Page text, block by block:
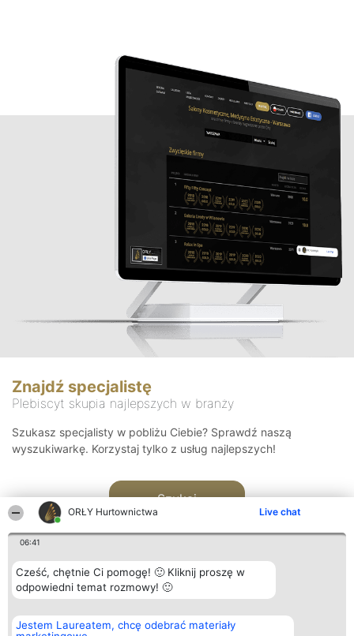
ORŁY Hurtownictwa Live chat
06:41
Cześć, chętnie Ci pomogę! 🙂 Kliknij proszę w
odpowiedni temat rozmowy! 🙂
Jestem Laureatem, chcę odebrać materiały
Znajdź specjalistę
Plebiscyt skupia najlepszych w branży
Szukasz specjalisty w pobliżu Ciebie? Sprawdź naszą
wyszukiwarkę. Korzystaj tylko z usług najlepszych!
Szukaj
Organizator plebiscytu
Bright Side Solutions sp. z o.
Plebiscyt
Laureaci
Kontakt
Kontakt